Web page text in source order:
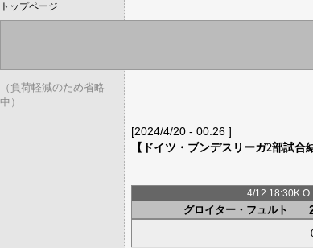
トップページ
（負荷軽減のため省略
中）
[2024/4/20 - 00:26 ]
【ドイツ・ブンデスリーガ2部試合
4/12 18:30K.O.
グロイター・フュルト